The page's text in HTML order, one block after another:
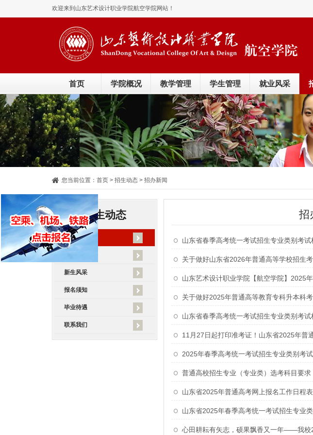
欢迎来到山东艺术设计职业学院航空学院网站！
首页 学院概况 教学管理 学生管理 就业风采
您当前位置： 首页 > 招生动态 > 招办新闻
招生动态
招办新闻
新生风采
报名须知
毕业待遇
联系我们
招
山东省春季高考统一考试招生专业类别考试
关于做好山东省2026年普通高等学校招生
山东艺术设计职业学院【航空学院】2025
关于做好2025年普通高等教育专科升本科
山东省春季高考统一考试招生专业类别考试
11月27日起打印准考证！山东省2025年普通高
2025年春季高考统一考试招生专业类别考
普通高校招生专业（专业类）选考科目要求
山东省2025年普通高考网上报名工作日程表
山东省2025年春季高考统一考试招生专业
心田耕耘有矢志，硕果飘香又一年——我校